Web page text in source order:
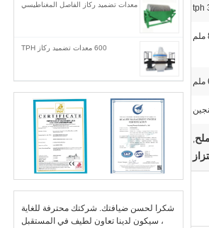
معدات تضميد ركاز الفاصل المغناطيسي
600 معدات تضميد ركاز TPH
شكرا لحسن ضيافتك. شركتك محترفة للغاية
، سيكون لدينا تعاون لطيف في المستقبل
,